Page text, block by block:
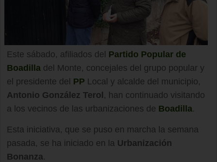
Este sábado, afiliados del Partido Popular de
Boadilla del Monte, concejales del grupo popular y
el presidente del PP Local y alcalde del municipio,
Antonio González Terol , han continuado visitando
a los vecinos de las urbanizaciones de Boadilla.
Esta iniciativa, que se puso en marcha la semana
pasada, se ha iniciado en la Urbanización
Bonanza.